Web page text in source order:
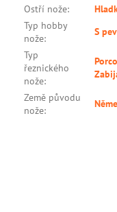
Ostří nože:
Typ hobby
nože:
S
Typ
řeznického
nože:
Země původu
nože: